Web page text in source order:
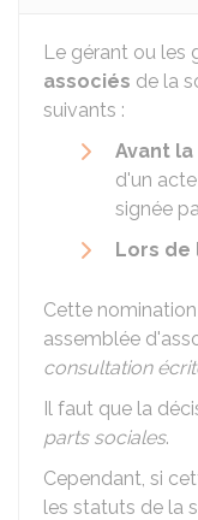
Le gérant ou les
associés de la
suivants :
Avant
d'un
signée
Lors de
Cette
assemblée
consultation
Il faut que la
parts sociales.
Cependant, si
les statuts de la